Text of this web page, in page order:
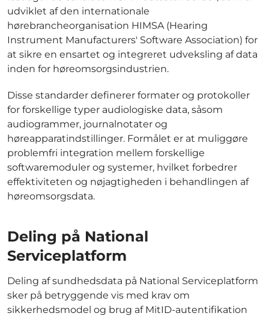
udviklet af den internationale
hørebrancheorganisation HIMSA (Hearing
Instrument Manufacturers' Software Association) for
at sikre en ensartet og integreret udveksling af data
inden for høreomsorgsindustrien.
Disse standarder definerer formater og protokoller
for forskellige typer audiologiske data, såsom
audiogrammer, journalnotater og
høreapparatindstillinger. Formålet er at muliggøre
problemfri integration mellem forskellige
softwaremoduler og systemer, hvilket forbedrer
effektiviteten og nøjagtigheden i behandlingen af
høreomsorgsdata.
Deling på National
Serviceplatform
Deling af sundhedsdata på National Serviceplatform
sker på betryggende vis med krav om
sikkerhedsmodel og brug af MitID-autentifikation